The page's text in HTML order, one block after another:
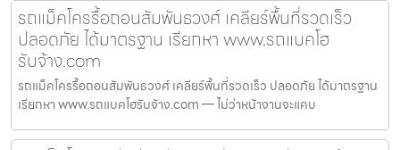
รถแม็คโครรื้อถอนสัมพันธวงศ์ เคลียร์พื้นที่รวดเร็ว
ปลอดภัย ได้มาตรฐาน เรียกหา www.รถแบคโฮ
รับจ้าง.com
รถแม็คโครรื้อถอนสัมพันธวงศ์ เคลียร์พื้นที่รวดเร็ว ปลอดภัย ได้มาตรฐาน
เรียกหา www.รถแบคโฮรับจ้าง.com — ไม่ว่าหน้างานจะแคบ